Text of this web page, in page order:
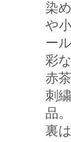
染
や
ー
彩
赤
刺
品
裏